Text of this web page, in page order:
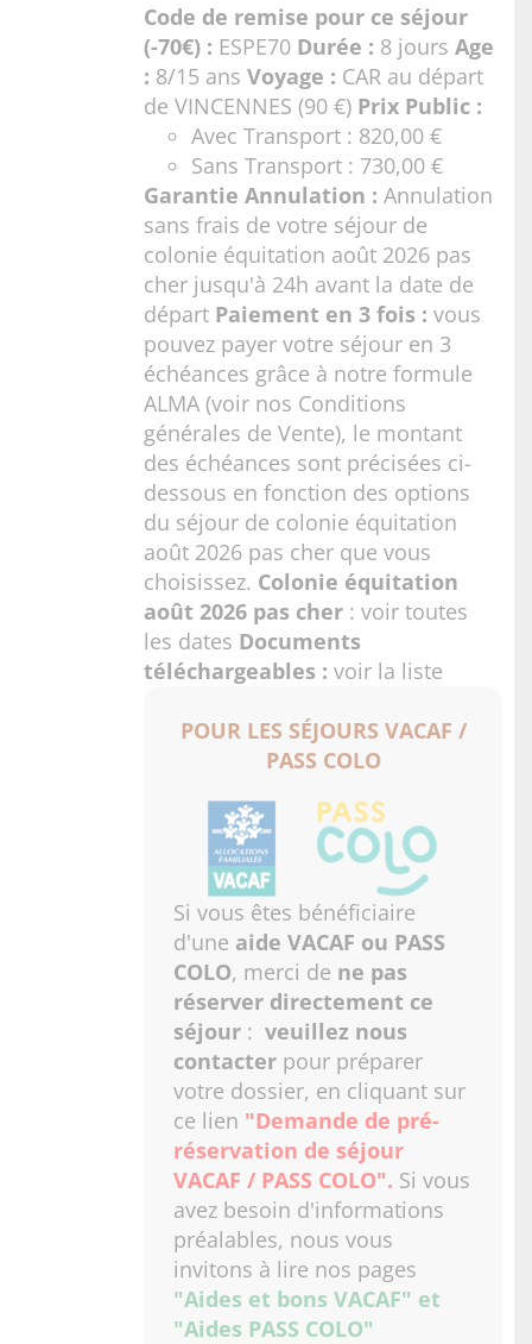
Code de remise pour ce séjour
(-70€) : ESPE70 Durée : 8 joursAge
: 8/15 ansVoyage : CAR au départ
de VINCENNES (90 €) Prix Public :
Avec Transport : 820,00 €
Sans Transport : 730,00 €
Garantie Annulation : Annulation
sans frais de votre séjour de
colonie équitation août 2026 pas
cher jusqu'à 24h avant la date de
départ Paiement en 3 fois : vous
pouvez payer votre séjour en 3
échéances grâce à notre formule
ALMA (voir nos Conditions
générales de Vente), le montant
des échéances sont précisées ci-
dessous en fonction des options
du séjour de colonie équitation
août 2026 pas cher que vous
choisissez. Colonie équitation
août 2026 pas cher :voir toutes
les dates Documents
téléchargeables : voir la liste
POUR LES SÉJOURS VACAF /
PASS COLO
Si vous êtes bénéficiaire
d'une aide VACAF ou PASS
COLO, merci de ne pas
réserver directement ce
séjour :veuillez nous
contacter pour préparer
votre dossier, en cliquant sur
ce lien "Demande de pré-
réservation de séjour
VACAF / PASS COLO". Si vous
avez besoin d'informations
préalables, nous vous
invitons à lire nos pages
"Aides et bons VACAF" et
"Aides PASS COLO"